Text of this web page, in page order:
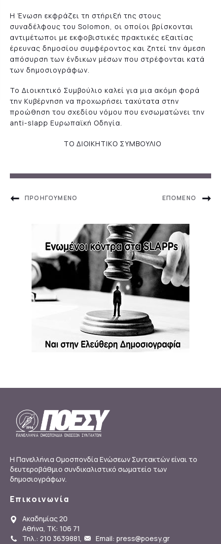
Η Ένωση εκφράζει τη στήριξή της στους
συναδέλφους του Solomon, οι οποίοι βρίσκονται
αντιμέτωποι με εκφοβιστικές πρακτικές εξαιτίας
έρευνας δημοσίου συμφέροντος και ζητεί την άμεση
απόσυρση των ένδικων μέσων που στρέφονται κατά
των δημοσιογράφων.
Το Διοικητικό Συμβούλιο καλεί για μια ακόμη φορά
την Κυβέρνηση να προχωρήσει ταχύτατα στην
προώθηση του σχεδίου νόμου που ενσωματώνει την
anti-slapp Ευρωπαϊκή Οδηγία.
ΤΟ ΔΙΟΙΚΗΤΙΚΟ ΣΥΜΒΟΥΛΙΟ
Η Πανελλήνια Ομοσπονδία Ενώσεων Συντακτών είναι το
δευτεροβάθμιο συνδικαλιστικό σωματείο των
δημοσιογράφων.
Επικοινωνία
Ακαδημίας 20
Αθήνα, ΤΚ: 106 71
Τηλ.: 210 3639881, Email: press@poesy.gr